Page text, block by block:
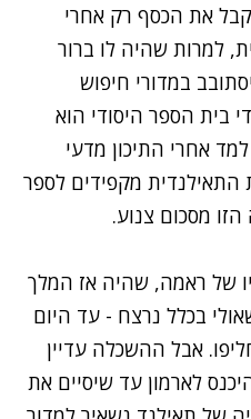
את הכסף רק אחרי
למרות שהיה לו ברור
במדורי חיפוש
בית הספר היסודי הוא
אחרי התיכון מדעי
מקפידים לספר
מסכום צנוע.
אחיו של ראמה, שהיה אז המלך
או שאולי בכלל נרצח - עד היום
אבל ההשכלה עדיין
לארמון עד שיסיים את